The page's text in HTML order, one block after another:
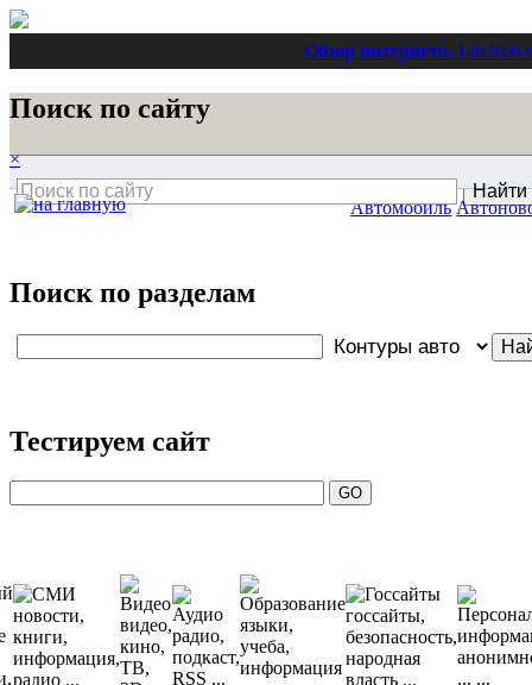
Обзор интернета- LiteВеб-
Поиск по сайту
×
Поиск по разделам
Тестируем сайт
Автомобиль